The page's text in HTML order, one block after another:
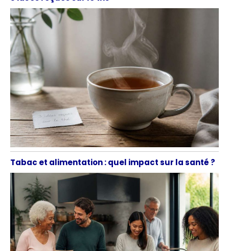
Tabac et alimentation : quel impact sur la santé ?